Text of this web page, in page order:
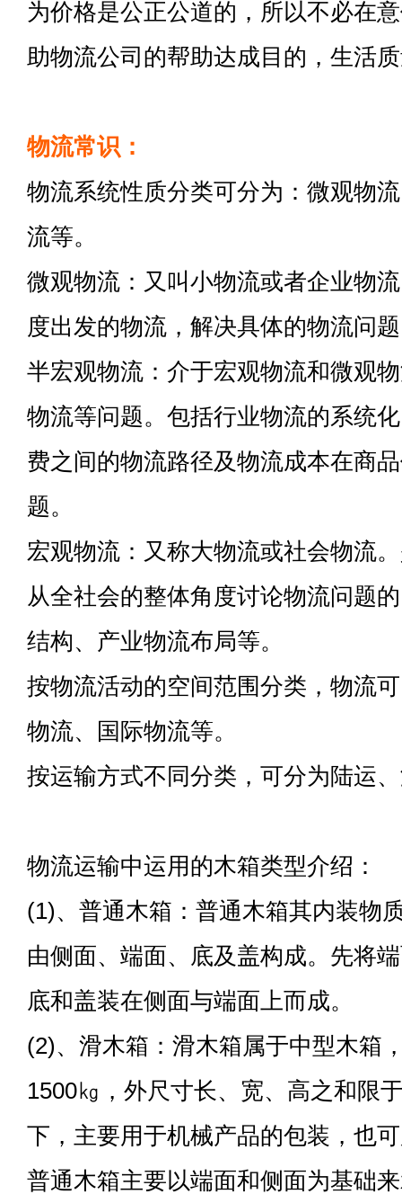
为价格是公正公道的，所以不必在
助物流公司的帮助达成目的，生活
物流常识：
物流系统性质分类可分为：微观物
流等。
微观物流：又叫小物流或者企业物
度出发的物流，解决具体的物流问
半宏观物流：介于宏观物流和微观
物流等问题。包括行业物流的系统
费之间的物流路径及物流成本在商
题。
宏观物流：又称大物流或社会物流
从全社会的整体角度讨论物流问题
结构、产业物流布局等。
按物流活动的空间范围分类，物流
物流、国际物流等。
按运输方式不同分类，可分为陆运
物流运输中运用的木箱类型介绍：
(1)、普通木箱：普通木箱其内装物
由侧面、端面、底及盖构成。先将
底和盖装在侧面与端面上而成。
(2)、滑木箱：滑木箱属于中型木箱
1500㎏，外尺寸长、宽、高之和限
下，主要用于机械产品的包装，也
普通木箱主要以端面和侧面为基础